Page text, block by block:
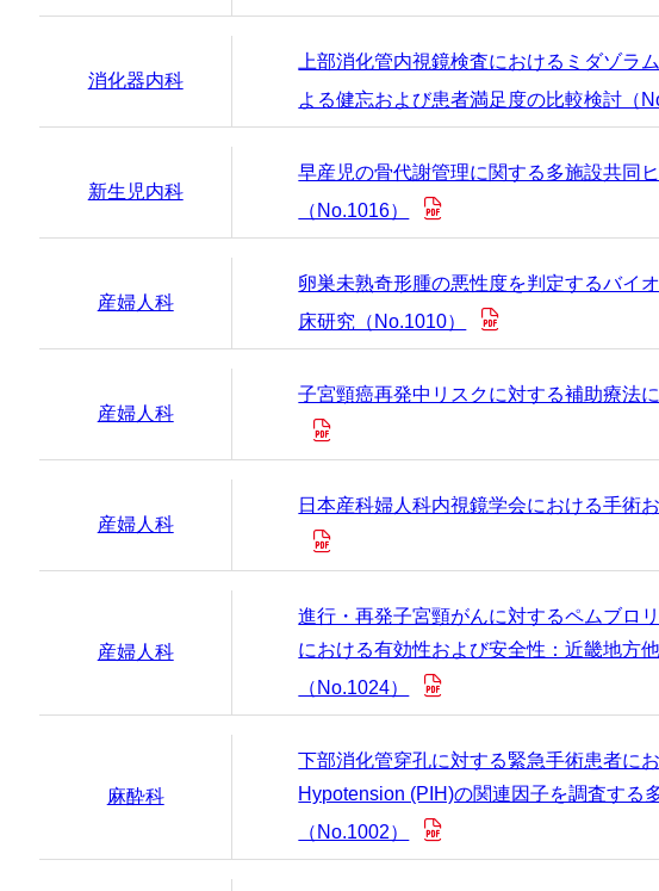
消化器内科
上部消化管内視鏡検査におけるミダゾラ
よる健忘および患者満足度の比較検討（
新生児内科
早産児の骨代謝管理に関する多施設共同
（No.1016）
産婦人科
卵巣未熟奇形腫の悪性度を判定するバイ
床研究（No.1010）
産婦人科
子宮頸癌再発中リスクに対する補助療法
産婦人科
日本産科婦人科内視鏡学会における手術
産婦人科
進行・再発子宮頸がんに対するペムブロ
における有効性および安全性：近畿地方
（No.1024）
麻酔科
下部消化管穿孔に対する緊急手術患者に
Hypotension (PIH)の関連因子を調査する
（No.1002）